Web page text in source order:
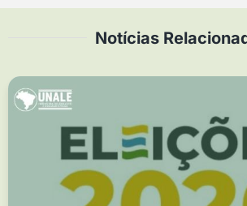
Notícias